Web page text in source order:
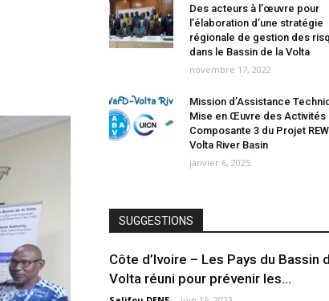
Des acteurs à l’œuvre pour
l’élaboration d’une stratégie
régionale de gestion des
dans le Bassin de la Volta
novembre 17, 2022
Mission d’Assistance
Mise en Œuvre des Activités
Composante 3 du Projet
Volta River Basin
janvier 6, 2025
SUGGESTIONS
Côte d’Ivoire – Les Pays du Bassin
Volta réuni pour prévenir les...